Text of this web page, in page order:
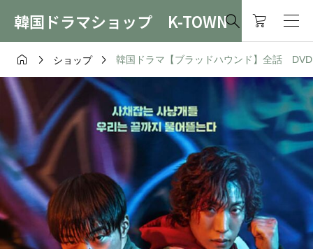
韓国ドラマショップ K-TOWN
  ショップ  韓国ドラマ【ブラッドハウンド】全話